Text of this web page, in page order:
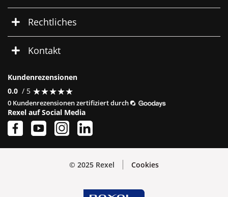
Rechtliches
Kontakt
Kundenrezensionen
0.0 / 5 ★★★★★
★★★★★
0 Kundenrezensionen zertifiziert durch
Rexel auf Social Media
© 2025 Rexel Cookies